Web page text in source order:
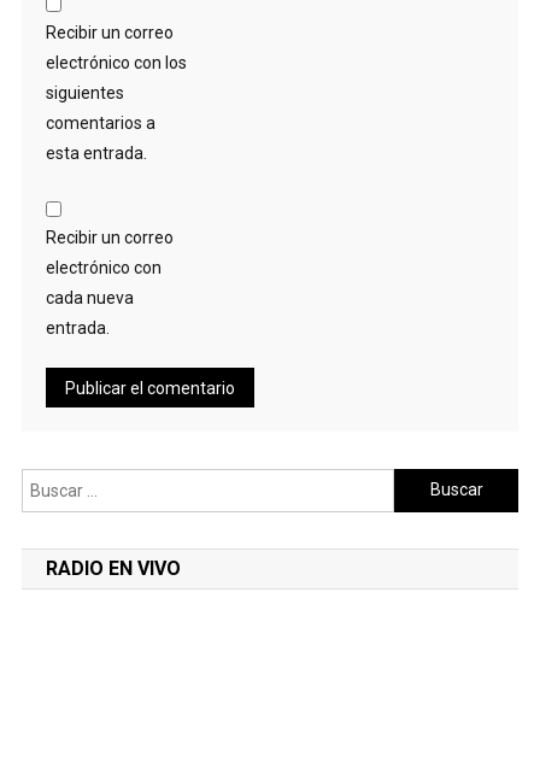
Recibir un correo
electrónico con los
siguientes
comentarios a
esta entrada.
Recibir un correo
electrónico con
cada nueva
entrada.
Buscar:
RADIO EN VIVO